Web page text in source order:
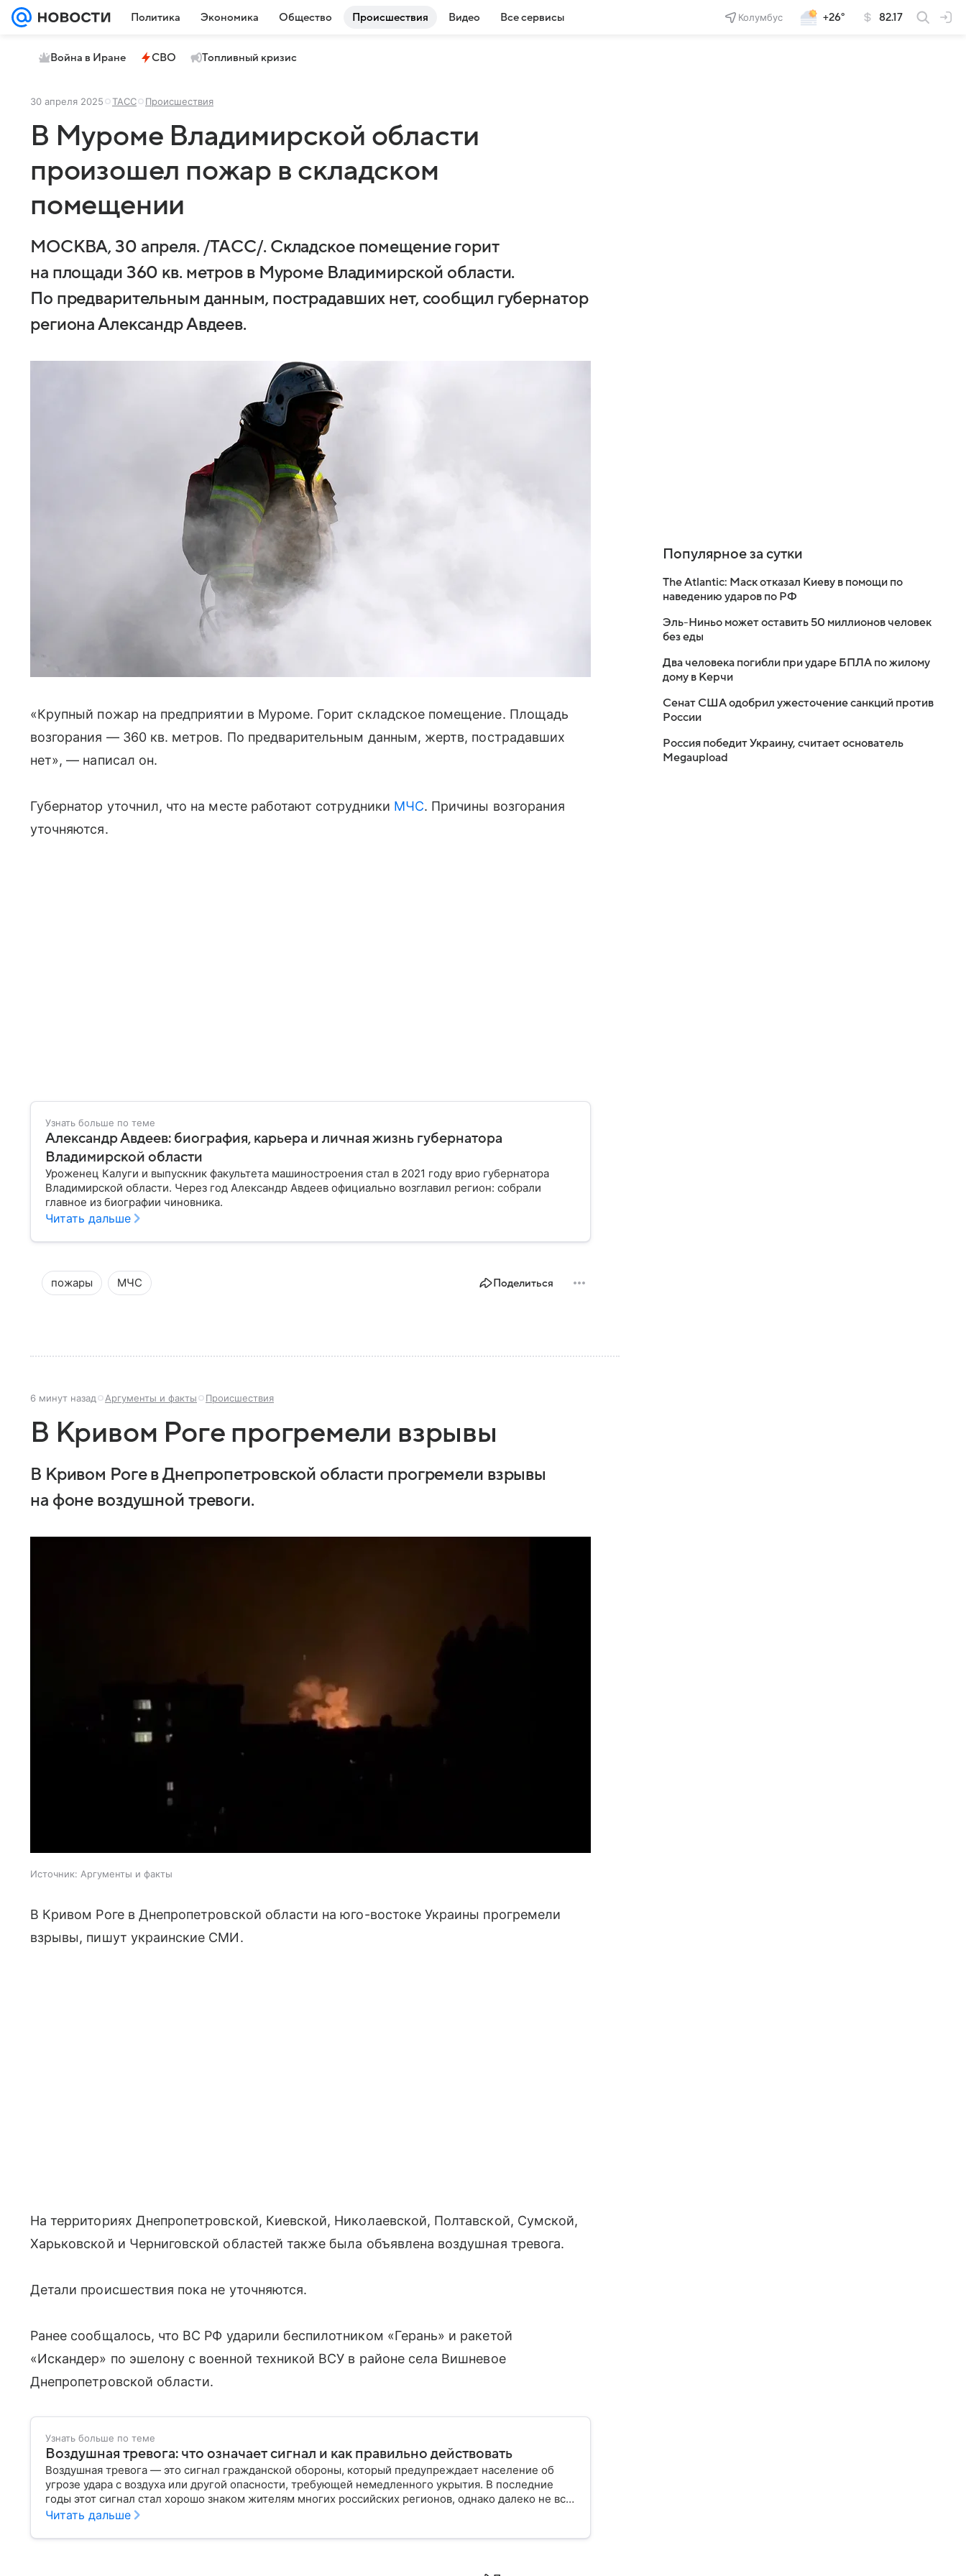
Политика Экономика Общество Происшествия Видео Все сервисы Колумбус +26° 82.17
Война в Иране СВО Топливный кризис
30 апреля 2025 ТАСС Происшествия
В Муроме Владимирской области
произошел пожар в складском
помещении
МОСКВА, 30 апреля. /ТАСС/. Складское помещение горит
на площади 360 кв. метров в Муроме Владимирской области.
По предварительным данным, пострадавших нет, сообщил губернатор
региона Александр Авдеев.
«Крупный пожар на предприятии в Муроме. Горит складское помещение. Площадь
возгорания — 360 кв. метров. По предварительным данным, жертв, пострадавших
нет», — написал он.
Губернатор уточнил, что на месте работают сотрудники МЧС. Причины возгорания
уточняются.
Узнать больше по теме
Александр Авдеев: биография, карьера и личная жизнь губернатора
Владимирской области
Уроженец Калуги и выпускник факультета машиностроения стал в 2021 году врио губернатора
Владимирской области. Через год Александр Авдеев официально возглавил регион: собрали
главное из биографии чиновника.
Читать дальше
пожары МЧС Поделиться
6 минут назад Аргументы и факты Происшествия
В Кривом Роге прогремели взрывы
В Кривом Роге в Днепропетровской области прогремели взрывы
на фоне воздушной тревоги.
Источник: Аргументы и факты
В Кривом Роге в Днепропетровской области на юго-востоке Украины прогремели
взрывы, пишут украинские СМИ.
На территориях Днепропетровской, Киевской, Николаевской, Полтавской, Сумской,
Харьковской и Черниговской областей также была объявлена воздушная тревога.
Детали происшествия пока не уточняются.
Ранее сообщалось, что ВС РФ ударили беспилотником «Герань» и ракетой
«Искандер» по эшелону с военной техникой ВСУ в районе села Вишневое
Днепропетровской области.
Узнать больше по теме
Воздушная тревога: что означает сигнал и как правильно действовать
Воздушная тревога — это сигнал гражданской обороны, который предупреждает население об
угрозе удара с воздуха или другой опасности, требующей немедленного укрытия. В последние
годы этот сигнал стал хорошо знаком жителям многих российских регионов, однако далеко не все
знают, как правильно действовать после его объявления. В материале рассказываем, что означает
отбоя.
Читать дальше
Популярное за сутки
The Atlantic: Маск отказал Киеву в помощи по
наведению ударов по РФ
Эль-Ниньо может оставить 50 миллионов человек
без еды
Два человека погибли при ударе БПЛА по жилому
дому в Керчи
Сенат США одобрил ужесточение санкций против
России
Россия победит Украину, считает основатель
Megaupload